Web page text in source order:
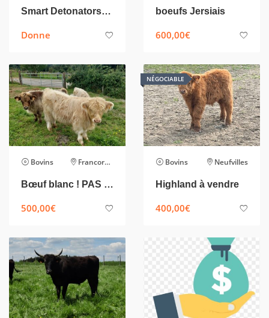
Smart Detonators: How Automation is Enhancing Precision in Blasting Operations
Donne
boeufs Jersiais
600,00€
Bovins Francorchamps
Bœuf blanc ! PAS POUR BOUCHERIE
500,00€
NÉGOCIABLE
Bovins Neufvilles
Highland à vendre
400,00€